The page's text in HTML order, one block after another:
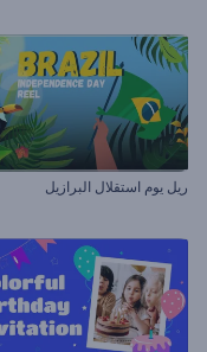
ريل يوم استقلال البرازيل